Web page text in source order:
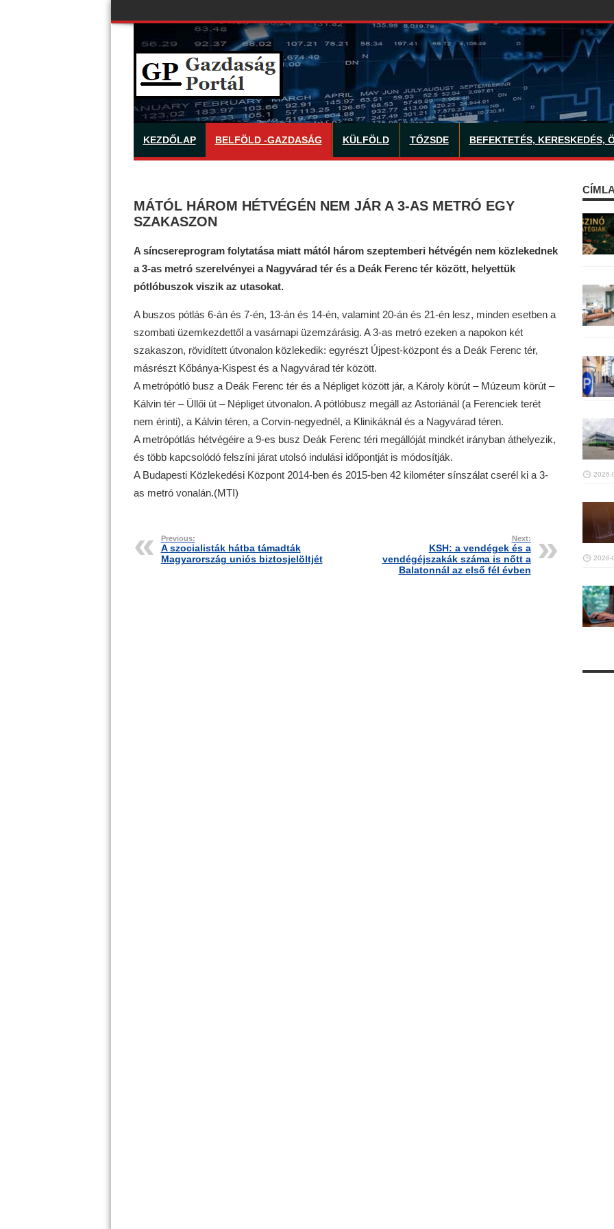
KEZDŐLAP BELFÖLD -GAZDASÁG KÜLFÖLD TŐZSDE BEFEKTETÉS, KERESKEDÉS,
MÁTÓL HÁROM HÉTVÉGÉN NEM JÁR A 3-AS METRÓ EGY
SZAKASZON
A síncsereprogram folytatása miatt mától három szeptemberi hétvégén nem közlekednek
a 3-as metró szerelvényei a Nagyvárad tér és a Deák Ferenc tér között, helyettük
pótlóbuszok viszik az utasokat.
A buszos pótlás 6-án és 7-én, 13-án és 14-én, valamint 20-án és 21-én lesz, minden esetben a
szombati üzemkezdettől a vasárnapi üzemzárásig. A 3-as metró ezeken a napokon két
szakaszon, rövidített útvonalon közlekedik: egyrészt Újpest-központ és a Deák Ferenc tér,
másrészt Kőbánya-Kispest és a Nagyvárad tér között.
A metrópótló busz a Deák Ferenc tér és a Népliget között jár, a Károly körút – Múzeum körút –
Kálvin tér – Üllői út – Népliget útvonalon. A pótlóbusz megáll az Astoriánál (a Ferenciek terét
nem érinti), a Kálvin téren, a Corvin-negyednél, a Klinikáknál és a Nagyvárad téren.
A metrópótlás hétvégéire a 9-es busz Deák Ferenc téri megállóját mindkét irányban áthelyezik,
és több kapcsolódó felszíni járat utolsó indulási időpontját is módosítják.
A Budapesti Közlekedési Központ 2014-ben és 2015-ben 42 kilométer sínszálat cserél ki a 3-
as metró vonalán.(MTI)
Previous:
A szocialisták hátba támadták
Magyarország uniós biztosjelöltjét
Next:
KSH: a vendégek és a
vendégéjszakák száma is nőtt a
Balatonnál az első fél évben
2026-
2026-